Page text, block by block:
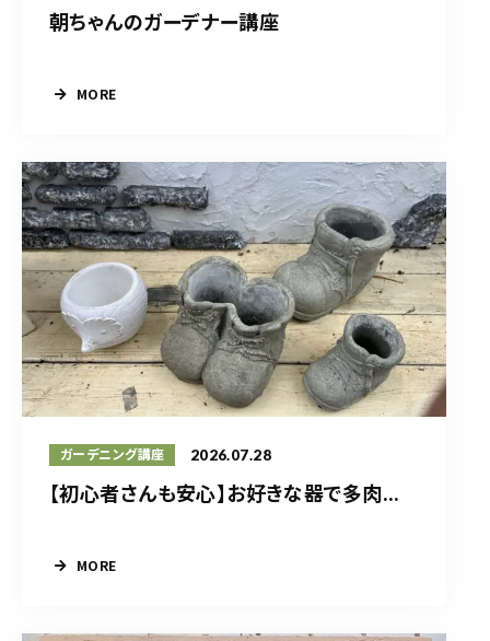
朝ちゃんのガーデナー講座
MORE
ガーデニング講座 2026.07.28
【初心者さんも安心】お好きな器で多肉...
MORE